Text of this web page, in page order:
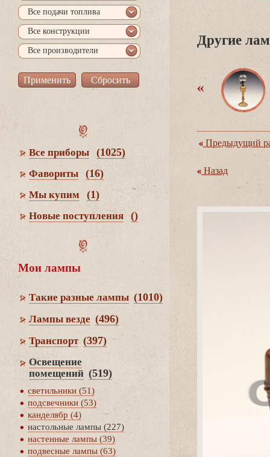
се подачи топлива
се конструкции
се производители
се приборы (1025)
Фавориты (16)
Мы купим (1)
Новые поступления ()
Мои лампы
Такие разные лампы (1010)
Лампы везде (496)
Транспорт (397)
Освещение
помещений (519)
светильники (51)
подсвечники (53)
канделябр (4)
настольные лампы (227)
настенные лампы (39)
подвесные лампы (63)
Другие
Предыдущий
Назад